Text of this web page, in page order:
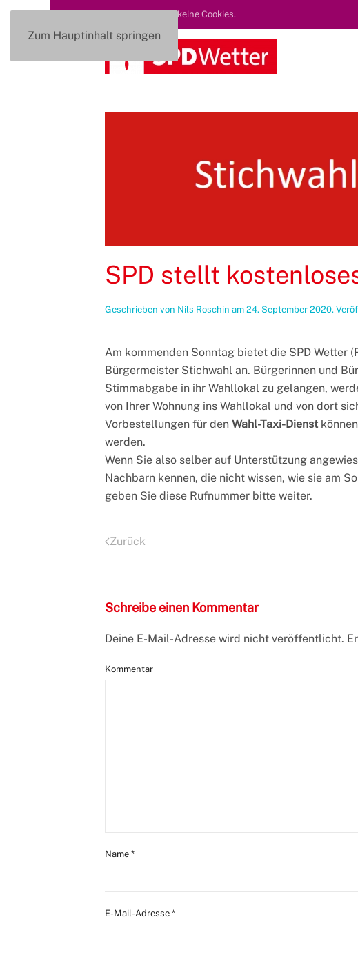
Zum Hauptinhalt springen
Diese Seite nutzt keine Cookies.
SPD stellt
Geschrieben von Nils Roschin am 24. September 2020.
Am kommenden Sonntag bietet die SPD Wetter
Bürgermeister Stichwahl an. Bürgerinnen und
Stimmabgabe in ihr Wahllokal zu gelangen,
von Ihrer Wohnung ins Wahllokal und von dort
Vorbestellungen für den Wahl-Taxi-Dienst
werden.
Wenn Sie also selber auf Unterstützung
Nachbarn kennen, die nicht wissen, wie sie am
geben Sie diese Rufnummer bitte weiter.
Zurück
Schreibe einen Kommentar
Deine E-Mail-Adresse wird nicht veröffentlicht.
Kommentar
Name *
E-Mail-Adresse *